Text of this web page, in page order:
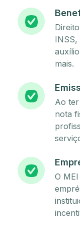
INSS,
mais.
Ao
nota
O